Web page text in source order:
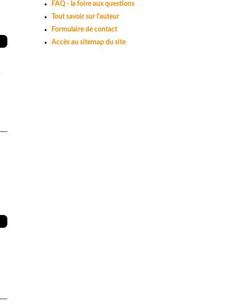
FAQ - la foire aux questions
Tout savoir sur l'auteur
Formulaire de contact
Accès au sitemap du site